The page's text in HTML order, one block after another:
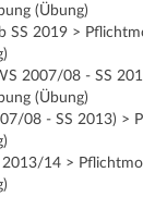
(Übung)
SS 2019 >
2007/08 - SS
(Übung)
08 - SS 2013) >
14 >